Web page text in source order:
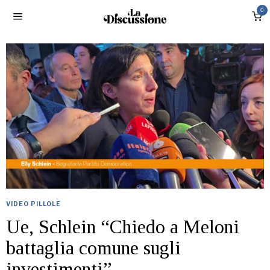
0
VIDEO PILLOLE
Ue, Schlein “Chiedo a Meloni
battaglia comune sugli